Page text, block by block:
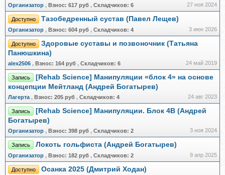
Организатор , Взнос: 617 руб , Складчиков: 6 27 ноя 2024
Доступно Тазобедренный сустав (Павел Лещев)
Организатор , Взнос: 604 руб , Складчиков: 4 3 июн 2026
Доступно
Здоровые суставы и позвоночник (Татьяна
Панюшкина)
alex2506 , Взнос: 164 руб , Складчиков: 6 24 май 2019
Запись
[Rehab Science] Манипуляции «блок 4» на основе
концепции Мейтланд (Андрей Богатырев)
Лагерта , Взнос: 205 руб , Складчиков: 4 24 авг 2023
Запись
[Rehab Science] Манипуляции. Блок 4B (Андрей
Богатырев)
Организатор , Взнос: 398 руб , Складчиков: 2 3 ноя 2024
Запись Локоть гольфиста (Андрей Богатырев)
Организатор , Взнос: 182 руб , Складчиков: 2 9 апр 2025
Доступно Осанка 2025 (Дмитрий Ходан)